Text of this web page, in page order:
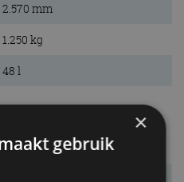
2.570 mm
1.250 kg
48 l
×
gebruik